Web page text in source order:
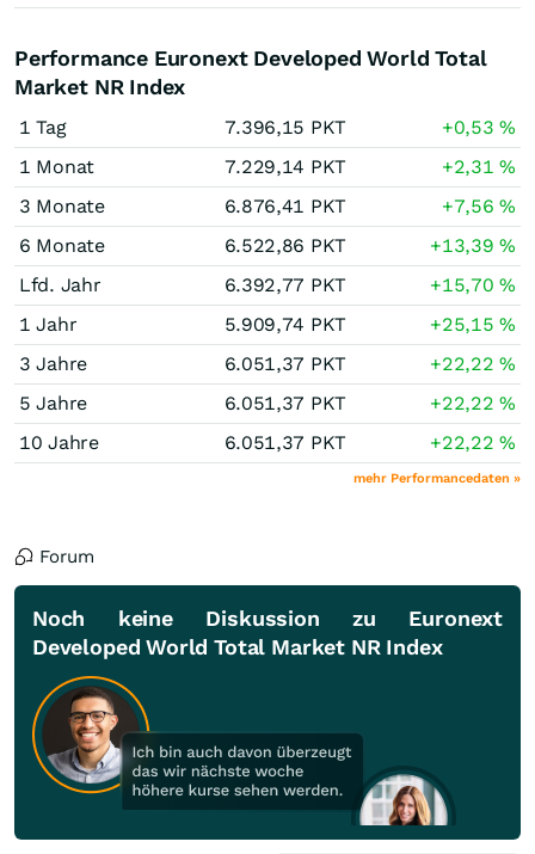
Performance Euronext Developed World Total
Market NR Index
1 Tag 7.396,15 PKT +0,53%
1 Monat
7.229,14 PKT +2,31%
3 Monate
6.876,41 PKT +7,56%
6 Monate
6.522,86 PKT +13,39%
Lfd. Jahr
6.392,77 PKT +15,70%
1 Jahr
5.909,74 PKT +25,15%
3 Jahre
6.051,37 PKT +22,22%
5 Jahre
6.051,37 PKT +22,22%
10 Jahre
6.051,37 PKT +22,22%
mehr Performancedaten »
Forum
Noch keine Diskussion zu Euronext
Developed World Total Market NR Index